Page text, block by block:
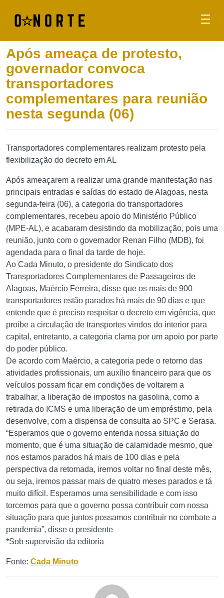
Após ameaça de protesto,
governador convoca
transportadores
complementares para reunião
nesta segunda (06)
Transportadores complementares realizam protesto pela
flexibilização do decreto em AL
Após ameaçarem a realizar uma grande manifestação nas
principais entradas e saídas do estado de Alagoas, nesta
segunda-feira (06), a categoria do transportadores
complementares, recebeu apoio do Ministério Público
(MPE-AL), e acabaram desistindo da mobilização, pois uma
reunião, junto com o governador Renan Filho (MDB), foi
agendada para o final da tarde de hoje.
Ao Cada Minuto, o presidente do Sindicato dos
Transportadores Complementares de Passageiros de
Alagoas, Maércio Ferreira, disse que os mais de 900
transportadores estão parados há mais de 90 dias e que
entende que é preciso respeitar o decreto em vigência, que
proíbe a circulação de transportes vindos do interior para
capital, entretanto, a categoria clama por um apoio por parte
do poder público.
De acordo com Maércio, a categoria pede o retorno das
atividades profissionais, um auxílio financeiro para que os
veículos possam ficar em condições de voltarem a
trabalhar, a liberação de impostos na gasolina, como a
retirada do ICMS e uma liberação de um empréstimo, pela
desenvolve, com a dispensa de consulta ao SPC e Serasa.
“Esperamos que o governo entenda nossa situação do
momento, que é uma situação de calamidade mesmo, que
nos estamos parados há mais de 100 dias e pela
perspectiva da retomada, iremos voltar no final deste mês,
ou seja, iremos passar mais de quatro meses parados e tá
muito difícil. Esperamos uma sensibilidade e com isso
torcemos para que o governo possa contribuir com nossa
situação para que juntos possamos contribuir no combate a
pandemia”, disse o presidente
*Sob supervisão da editoria
Fonte: Cada Minuto